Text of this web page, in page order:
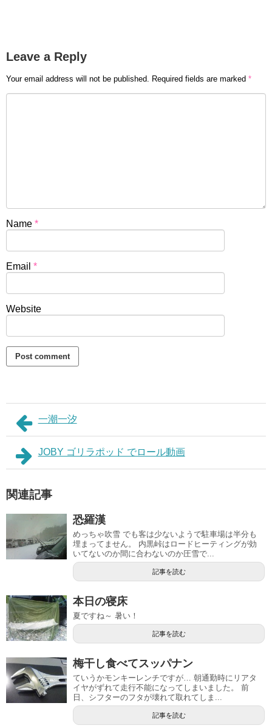
Leave a Reply
Your email address will not be published. Required fields are marked *
Name *
Email *
Website
一潮一汐
JOBY ゴリラポッド でロール動画
関連記事
恐羅漢
めっちゃ吹雪 でも客は少ないようで駐車場は半分も
埋まってません。 内黒峠はロードヒーティングが効
いてないのか間に合わないのか圧雪で...
記事を読む
本日の寝床
夏ですね～ 暑い！
記事を読む
梅干し食べてスッパナン
ていうかモンキーレンチですが… 朝通勤時にリアタ
イヤがずれて走行不能になってしまいました。 前
日、シフターのフタが壊れて取れてしま...
記事を読む